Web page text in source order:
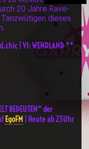
20 Jahre Rave-
dieses
| VJ: WENDLAND **
BEDEUTEN“ der
EgoFM | Heute ab 23Uhr